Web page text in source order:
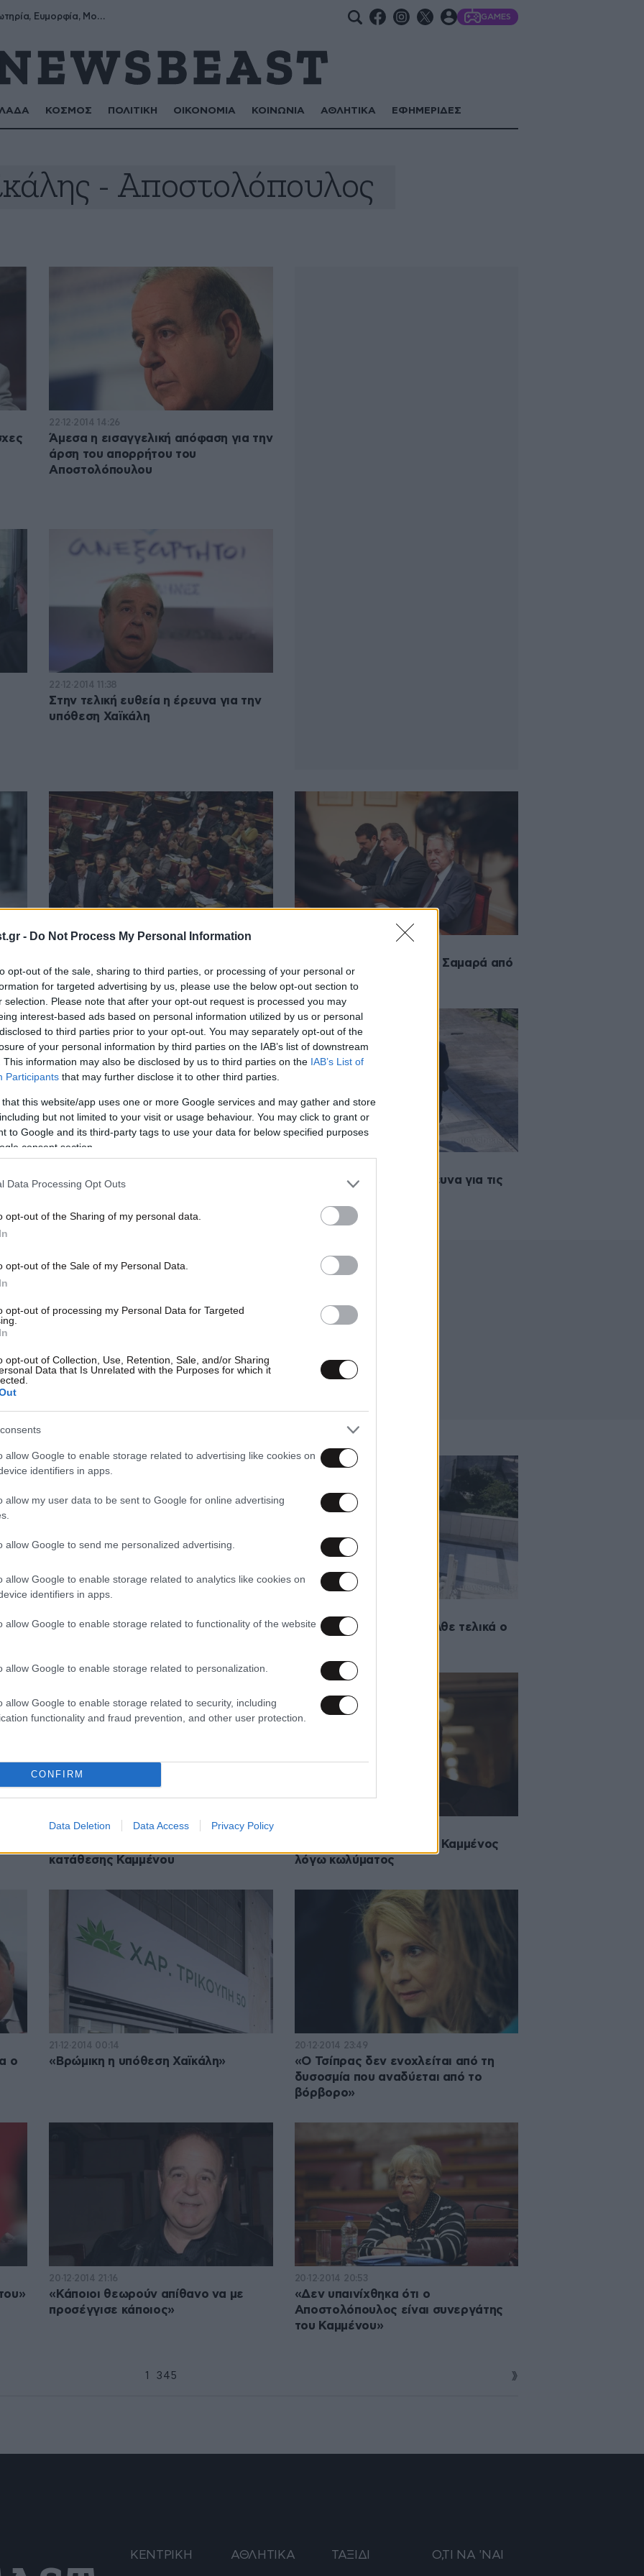
- Do Not Process My Personal Information
opt-out of the sale, sharing to third parties, or processing of your personal or
for targeted advertising by us, please use the below opt-out section to
selection. Please note that after your opt-out request is processed you may
interest-based ads based on personal information utilized by us or personal
to third parties prior to your opt-out. You may separately opt-out of the
of your personal information by third parties on the IAB’s list of downstream
This information may also be disclosed by us to third parties on the IAB’s List of
Participants that may further disclose it to other third parties.
that this website/app uses one or more Google services and may gather and store
but not limited to your visit or usage behaviour. You may click to grant or
to Google and its third-party tags to use your data for below specified purposes
consent section.
Data Processing Opt Outs
opt-out of the Sharing of my personal data.
opt-out of the Sale of my Personal Data.
opt-out of processing my Personal Data for Targeted
opt-out of Collection, Use, Retention, Sale, and/or Sharing
Data that Is Unrelated with the Purposes for which it
allow Google to enable storage related to advertising like cookies on
identifiers in apps.
allow my user data to be sent to Google for online advertising
allow Google to send me personalized advertising.
allow Google to enable storage related to analytics like cookies on
identifiers in apps.
allow Google to enable storage related to functionality of the website
allow Google to enable storage related to personalization.
allow Google to enable storage related to security, including
functionality and fraud prevention, and other user protection.
CONFIRM
Data Deletion Data Access Privacy Policy
Σωτήρης, Σωτηρία, Ευμορφία, Μορφούλα GAMES
ΚΟΣΜΟΣ ΠΟΛΙΤΙΚΗ ΟΙΚΟΝΟΜΙΑ ΚΟΙΝΩΝΙΑ ΑΘΛΗΤΙΚΑ ΕΦΗΜΕΡΙΔΕΣ
- Αποστολόπουλος
22·12·2014 14:26
Άμεσα η εισαγγελική απόφαση για την
άρση του απορρήτου του
Αποστολόπουλου
22·12·2014 11:38
Στην τελική ευθεία η έρευνα για την
υπόθεση Χαϊκάλη
από την πρόταση Σαμαρά
«Μπλόκο» στην πρόταση Σαμαρά από
την αντιπολίτευση
«Σας κατανοώ αλλά ελάτε λίγο στη
Στην τελική ευθεία η έρευνα για τις
Καμμένος: Δεν έχουν βάση οι
Στον εισαγγελέα προσήλθε τελικά ο
21·12·2014 13:12
κατάθεσης Καμμένου
Δεν καταθέτει σήμερα ο Καμμένος
λόγω κωλύματος
ο
21·12·2014 00:14
«Βρώμικη η υπόθεση Χαϊκάλη»
20·12·2014 23:49
«Ο Τσίπρας δεν ενοχλείται από τη
δυσοσμία που αναδύεται από το
βόρβορο»
20·12·2014 21:16
«Κάποιοι θεωρούν απίθανο να με
προσέγγισε κάποιος»
20·12·2014 20:53
«Δεν υπαινίχθηκα ότι ο
Αποστολόπουλος είναι συνεργάτης
του Καμμένου»
1 3 4 5
ΚΕΝΤΡΙΚΗ ΑΘΛΗΤΙΚΑ ΤΑΞΙΔΙ Ο,ΤΙ ΝΑ 'ΝΑΙ